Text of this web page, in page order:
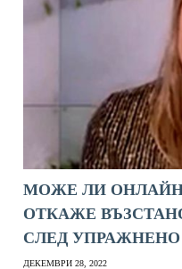
МОЖЕ ЛИ ОНЛАЙН
ОТКАЖЕ
СЛЕД УПРАЖНЕНО
ДЕКЕМВРИ 28, 2022